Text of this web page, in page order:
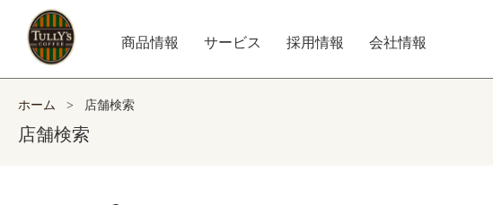
商品情報 サービス 採用情報 会社情報
ホーム > 店舗検索
店舗検索